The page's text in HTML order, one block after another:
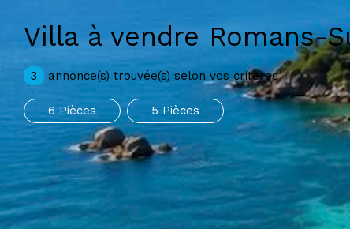
Villa à vendre Romans-
3 annonce(s) trouvée(s) selon vos critères
6 Pièces 5 Pièces